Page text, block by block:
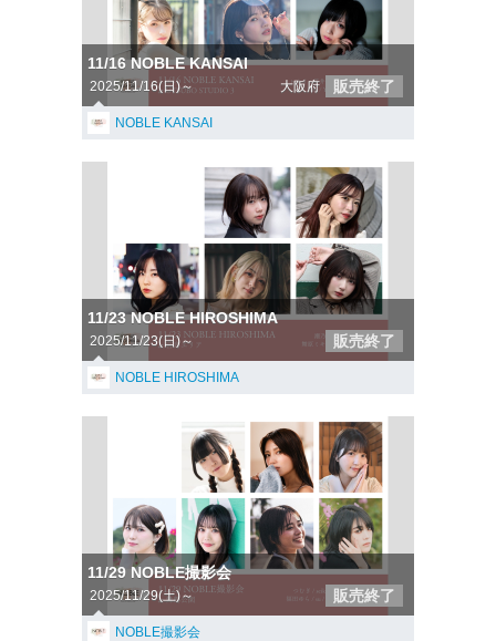
11/16 NOBLE KANSAI
2025/11/16(日)～ 大阪府 販売終了
NOBLE KANSAI
11/23 NOBLE HIROSHIMA
2025/11/23(日)～ 販売終了
NOBLE HIROSHIMA
11/29 NOBLE撮影会
2025/11/29(土)～ 販売終了
NOBLE撮影会